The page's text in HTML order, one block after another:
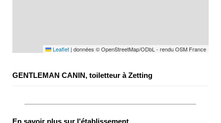
Leaflet | données © OpenStreetMap/ODbL - rendu OSM France
GENTLEMAN CANIN, toiletteur à Zetting
En savoir plus sur l'établissement